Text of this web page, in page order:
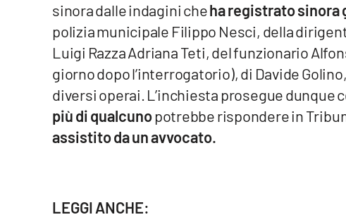
Vai
sinora dalle indagini cheha registrato
polizia municipale Filippo Nesci, della
Luigi Razza Adriana Teti, del funzionario
giorno dopo l’interrogatorio), di Davide
diversi operai. L’inchiesta prosegue dunque
più di qualcunopotrebbe rispondere in
assistito da un avvocato.
LEGGI ANCHE: